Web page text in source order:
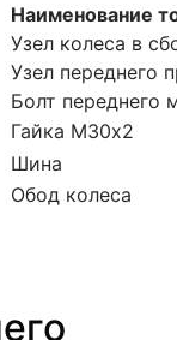
Наименование
Узел колеса в
Узел переднего
Болт переднего
Гайка М30х2
Шина
Обод колеса